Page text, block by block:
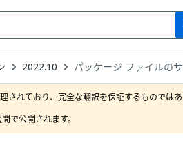
2022.10 パッケージ ファイルの
されており、完全な翻訳を保証するものではあ
で公開されます。